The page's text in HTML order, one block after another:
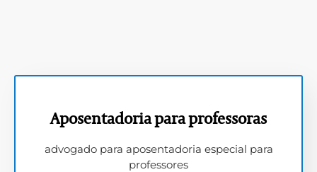
Aposentadoria para professoras
advogado para aposentadoria especial para
professores